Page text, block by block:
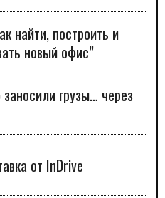
найти, построить и
новый офис”
грузы… через
от InDrive